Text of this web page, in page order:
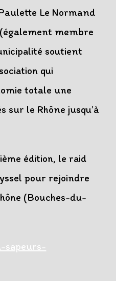
Le Normand
membre
soutient
qui
totale une
sur le Rhône jusqu’à
édition, le raid
pour rejoindre
(Bouches-du-
sapeurs-